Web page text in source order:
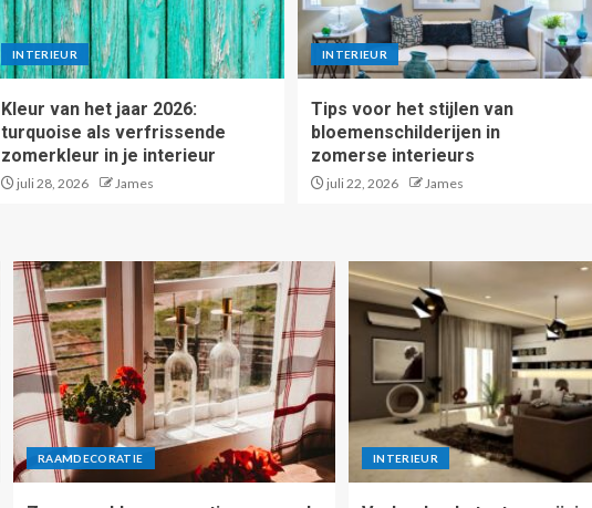
INTERIEUR
Kleur van het jaar 2026:
turquoise als verfrissende
zomerkleur in je interieur
juli 28, 2026 James
INTERIEUR
Tips voor het stijlen van
bloemenschilderijen in
zomerse interieurs
juli 22, 2026 James
RAAMDECORATIE INTERIEUR